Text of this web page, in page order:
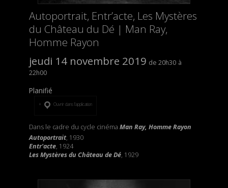
Autoportrait, Entr’acte, Les Mystères
du Château du Dé | Man Ray,
Homme Rayon
jeudi 14 novembre 2019
20h30
22h00
Planifié
Ouvrir dans l’application
Dans le cadre du cycle cinéma Man Ray, Homme Rayon
Autoportrait, 1930
Entr'acte, 1924
Les Mystères du Château de Dé, 1929